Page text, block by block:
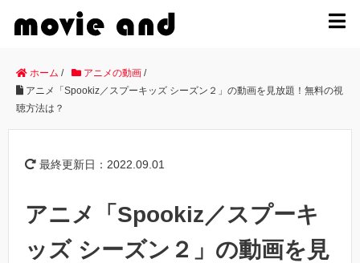
ホーム / アニメの動画 /
アニメ「Spookiz／スプーキッズ シーズン２」の動画を見放題！無料の視
聴方法は？
最終更新日：2022.09.01
アニメ「Spookiz／スプーキ
ッズ シーズン２」の動画を見